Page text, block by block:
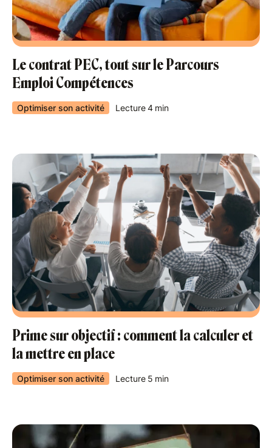
Le contrat PEC, tout sur le Parcours
Emploi Compétences
Optimiser son activité Lecture4 min
Prime sur objectif : comment la calculer et
la mettre en place
Optimiser son activité Lecture 5 min